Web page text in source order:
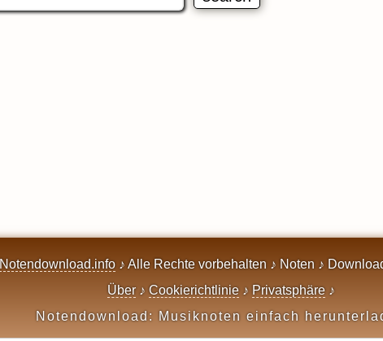
Notendownload.info♪ Alle Rechte vorbehalten ♪ Noten ♪
Über ♪ Cookierichtlinie ♪ Privatsphäre ♪
Notendownload: Musiknoten einfach